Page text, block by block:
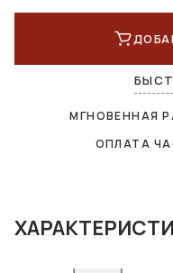
МГНОВЕННАЯ
ОПЛАТА